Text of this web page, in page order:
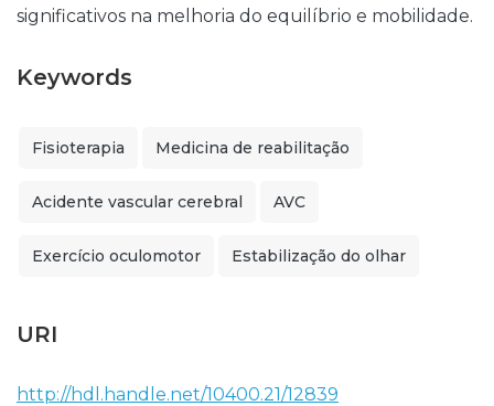
significativos na melhoria do equilíbrio e mobilidade.
Keywords
Fisioterapia Medicina de reabilitação
Acidente vascular cerebral AVC
Exercício oculomotor Estabilização do olhar
URI
http://hdl.handle.net/10400.21/12839